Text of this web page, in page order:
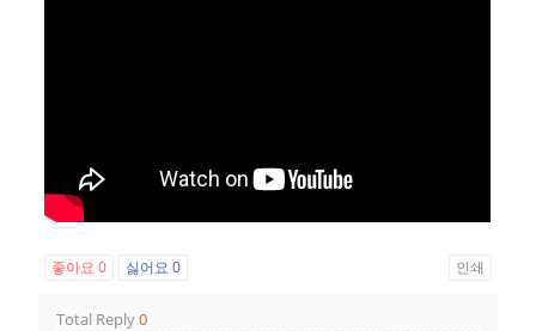
좋아요0 싫어요0 인쇄
Total Reply0